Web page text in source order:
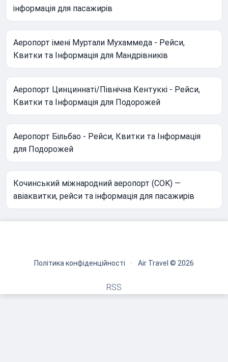
інформація для пасажирів
Аеропорт імені Муртали Мухаммеда - Рейси,
Квитки та Інформація для Мандрівників
Аеропорт Цинциннаті/Північна Кентуккі - Рейси,
Квитки та Інформація для Подорожей
Аеропорт Більбао - Рейси, Квитки та Інформація
для Подорожей
Кочинський міжнародний аеропорт (COK) —
авіаквитки, рейси та інформація для пасажирів
Політика конфіденційності · Air Travel © 2026
RSS